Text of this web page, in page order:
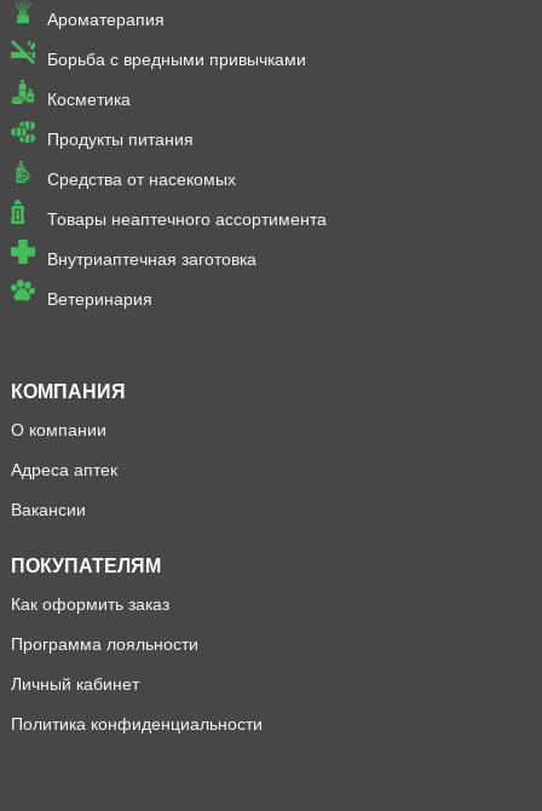
Ароматерапия
Борьба с вредными привычками
Косметика
Продукты питания
Средства от насекомых
Товары неаптечного ассортимента
Внутриаптечная заготовка
Ветеринария
КОМПАНИЯ
О компании
Адреса аптек
Вакансии
ПОКУПАТЕЛЯМ
Как оформить заказ
Программа лояльности
Личный кабинет
Политика конфиденциальности